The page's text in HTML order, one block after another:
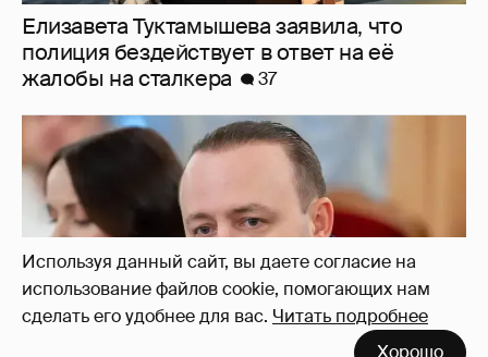
Используя данный сайт, вы даете согласие на
использование файлов cookie, помогающих нам
сделать его удобнее для вас. Читать подробнее
Хорошо
Елизавета Туктамышева заявила, что
полиция бездействует в ответ на её
жалобы на сталкера
37